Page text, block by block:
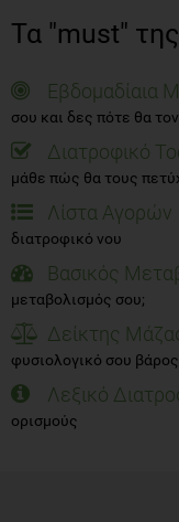
Τα "must"
Εβδομαδίαια
σου και δες πότε θα
Διατροφικό
μάθε πώς θα τους
Λίστα Αγορών
διατροφικό νου
Βασικός
μεταβολισμός σου;
Δείκτης
φυσιολογικό σου
Λεξικό
ορισμούς